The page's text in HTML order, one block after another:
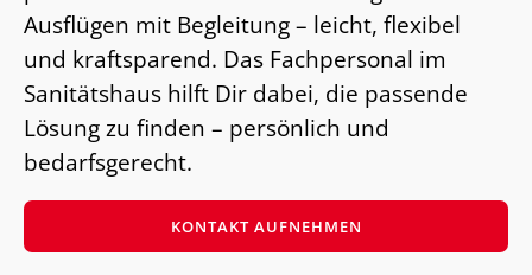
Ausflügen mit Begleitung – leicht, flexibel
und kraftsparend. Das Fachpersonal im
Sanitätshaus hilft Dir dabei, die passende
Lösung zu finden – persönlich und
bedarfsgerecht.
KONTAKT AUFNEHMEN